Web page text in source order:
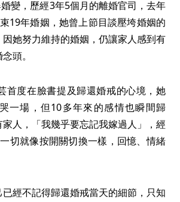
變，歷經3年5個月的離婚官司，去年
19年婚姻，她曾上節目談壓垮婚姻的
她努力維持的婚姻，仍讓家人感到有
頭。
首度在臉書提及歸還婚戒的心境，她
一場，但10多年來的感情也瞬間歸
人，「我幾乎要忘記我嫁過人」，經
切就像按開關切換一樣，回憶、情緒
經不記得歸還婚戒當天的細節，只知